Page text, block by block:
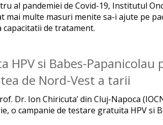
al pandemiei de Covid-19, Institutul
mai multe masuri menite sa-i ajute pe
de tratament.
HPV si Babes-Papanicolau
de Nord-Vest a tarii
Dr. Ion Chiricuta’ din Cluj-Napoca
o campanie de testare gratuita HPV si